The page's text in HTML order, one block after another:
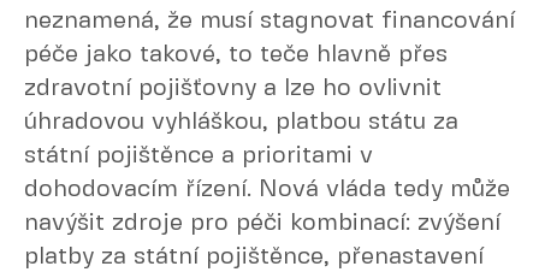
neznamená, že musí stagnovat financování
péče jako takové, to teče hlavně přes
zdravotní pojišťovny a lze ho ovlivnit
úhradovou vyhláškou, platbou státu za
státní pojištěnce a prioritami v
dohodovacím řízení. Nová vláda tedy může
navýšit zdroje pro péči kombinací: zvýšení
platby za státní pojištěnce, přenastavení